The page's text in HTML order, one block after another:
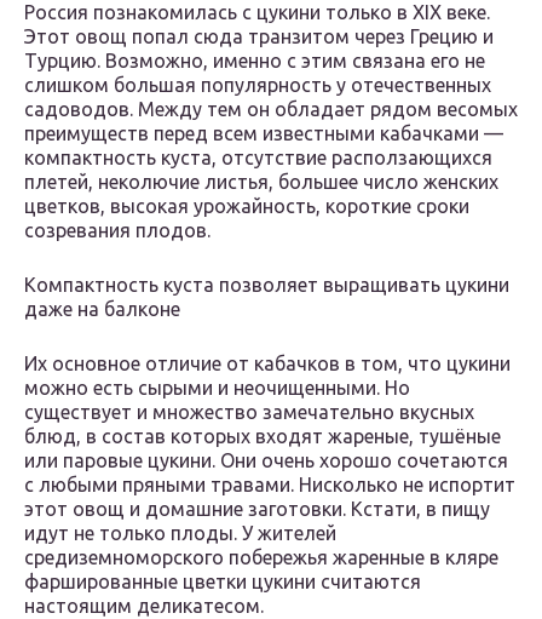
Россия познакомилась с цукини только в XIX веке.
Этот овощ попал сюда транзитом через Грецию и
Турцию. Возможно, именно с этим связана его не
слишком большая популярность у отечественных
садоводов. Между тем он обладает рядом весомых
преимуществ перед всем известными кабачками —
компактность куста, отсутствие расползающихся
плетей, неколючие листья, большее число женских
цветков, высокая урожайность, короткие сроки
созревания плодов.
Компактность куста позволяет выращивать цукини
даже на балконе
Их основное отличие от кабачков в том, что цукини
можно есть сырыми и неочищенными. Но
существует и множество замечательно вкусных
блюд, в состав которых входят жареные, тушёные
или паровые цукини. Они очень хорошо сочетаются
с любыми пряными травами. Нисколько не испортит
этот овощ и домашние заготовки. Кстати, в пищу
идут не только плоды. У жителей
средиземноморского побережья жаренные в кляре
фаршированные цветки цукини считаются
настоящим деликатесом.